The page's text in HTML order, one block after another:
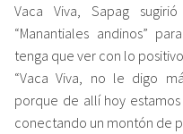
Vaca Viva, Sapag
“Manantiales andinos”
tenga que ver con lo
“Vaca Viva, no le digo
porque de allí hoy
conectando un montón de